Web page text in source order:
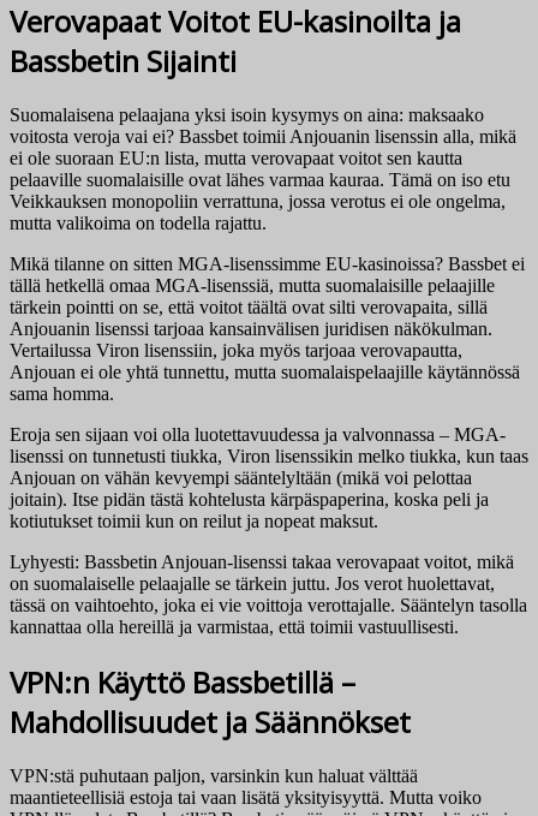
Verovapaat Voitot EU-kasinoilta ja
Bassbetin Sijainti
Suomalaisena pelaajana yksi isoin kysymys on aina: maksaako
voitosta veroja vai ei? Bassbet toimii Anjouanin lisenssin alla, mikä
ei ole suoraan EU:n lista, mutta verovapaat voitot sen kautta
pelaaville suomalaisille ovat lähes varmaa kauraa. Tämä on iso etu
Veikkauksen monopoliin verrattuna, jossa verotus ei ole ongelma,
mutta valikoima on todella rajattu.
Mikä tilanne on sitten MGA-lisenssimme EU-kasinoissa? Bassbet ei
tällä hetkellä omaa MGA-lisenssiä, mutta suomalaisille pelaajille
tärkein pointti on se, että voitot täältä ovat silti verovapaita, sillä
Anjouanin lisenssi tarjoaa kansainvälisen juridisen näkökulman.
Vertailussa Viron lisenssiin, joka myös tarjoaa verovapautta,
Anjouan ei ole yhtä tunnettu, mutta suomalaispelaajille käytännössä
sama homma.
Eroja sen sijaan voi olla luotettavuudessa ja valvonnassa – MGA-
lisenssi on tunnetusti tiukka, Viron lisenssikin melko tiukka, kun taas
Anjouan on vähän kevyempi sääntelyltään (mikä voi pelottaa
joitain). Itse pidän tästä kohtelusta kärpäspaperina, koska peli ja
kotiutukset toimii kun on reilut ja nopeat maksut.
Lyhyesti: Bassbetin Anjouan-lisenssi takaa verovapaat voitot, mikä
on suomalaiselle pelaajalle se tärkein juttu. Jos verot huolettavat,
tässä on vaihtoehto, joka ei vie voittoja verottajalle. Sääntelyn tasolla
kannattaa olla hereillä ja varmistaa, että toimii vastuullisesti.
VPN:n Käyttö Bassbetillä –
Mahdollisuudet ja Säännökset
VPN:stä puhutaan paljon, varsinkin kun haluat välttää
maantieteellisiä estoja tai vaan lisätä yksityisyyttä. Mutta voiko